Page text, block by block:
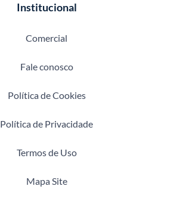
Institucional
Comercial
Fale conosco
Política de Cookies
Política de Privacidade
Termos de Uso
Mapa Site